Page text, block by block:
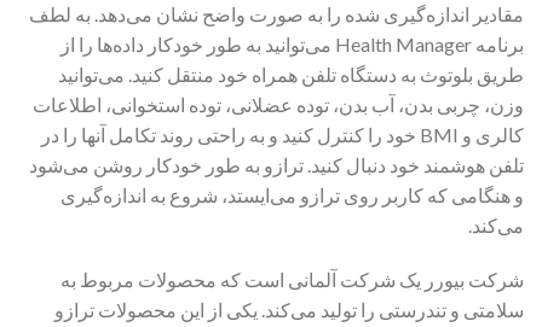
مقادیر اندازه‌گیری شده را به صورت واضح نشان می‌دهد. به لطف
برنامه Health Manager می‌توانید به طور خودکار داده‌ها را از
طریق بلوتوث به دستگاه تلفن همراه خود منتقل کنید. می‌توانید
وزن، چربی بدن، آب بدن، توده عضلانی، توده استخوانی، اطلاعات
کالری و BMI خود را کنترل کنید و به راحتی روند تکامل آنها را در
تلفن هوشمند خود دنبال کنید. ترازو به طور خودکار روشن می‌شود
و هنگامی که کاربر روی ترازو می‌ایستد، شروع به اندازه‌گیری
می‌کند.
شرکت بیورر یک شرکت آلمانی است که محصولات مربوط به
سلامتی و تندرستی را تولید می‌کند. یکی از این محصولات ترازو